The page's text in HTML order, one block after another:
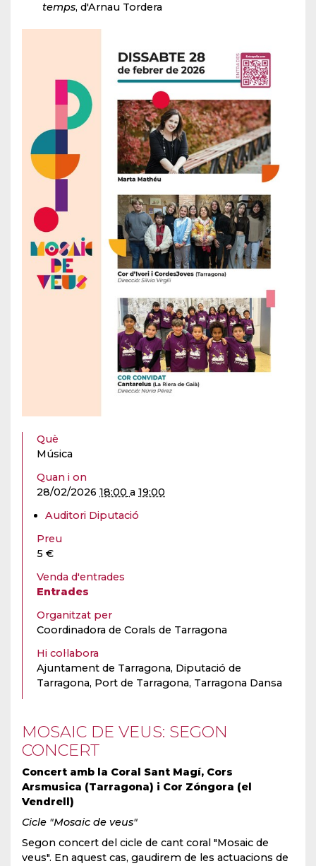
temps, d'Arnau Tordera
Què
Música
Quan i on
28/02/2026 18:00 a 19:00
Auditori Diputació
Preu
5 €
Venda d'entrades
Entrades
Organitzat per
Coordinadora de Corals de Tarragona
Hi col·labora
Ajuntament de Tarragona, Diputació de
Tarragona, Port de Tarragona, Tarragona Dansa
MOSAIC DE VEUS: SEGON
CONCERT
Concert amb la Coral Sant Magí, Cors
Arsmusica (Tarragona) i Cor Zóngora (el
Vendrell)
Cicle "Mosaic de veus"
Segon concert del cicle de cant coral "Mosaic de
veus". En aquest cas, gaudirem de les actuacions de